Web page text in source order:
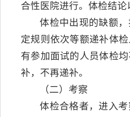
合性医院进行。体检结论
体检中出现的缺额
定规则依次等额递补体
有参加面试的人员体检
补，不再递补。
（二）考察
体检合格者，进入